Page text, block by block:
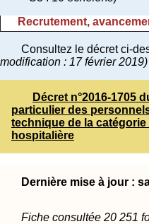
Recrutement,
Consultez le décret ci-
modification : 17 février 2019)
Décret n°2016-1705
particulier des
technique de la
hospitalière
Dernière mise à jour :
Fiche consultée 20 251